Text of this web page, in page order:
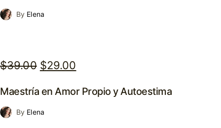
$39.00.
By Elena
$39.00 Original
price
$29.00
price
Maestría en Amor Propio y Autoestima
By Elena